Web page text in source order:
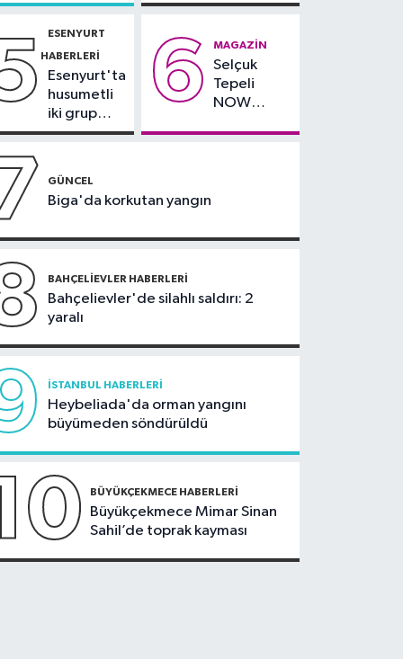
Olympos Regatta için
geri sayım başladı
dikkat:
bazı yollar
kapatılacak
ailesi
teslim
alındı
ESENYURT
HABERLERI
Esenyurt'ta
husumetli
iki grup
arasında
6 MAGAZIN
Selçuk
Tepeli
NOW
GÜNCEL
Biga'da korkutan yangın
BAHÇELIEVLER HABERLERI
Bahçelievler'de silahlı saldırı: 2
yaralı
İSTANBUL HABERLERI
Heybeliada'da orman yangını
büyümeden söndürüldü
BÜYÜKÇEKMECE HABERLERI
Büyükçekmece Mimar Sinan
Sahil’de toprak kayması